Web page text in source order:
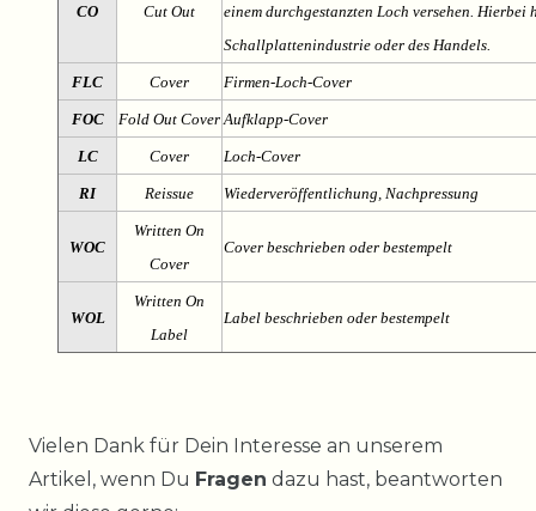
CO Cut Out
einem durchgestanzten Loch versehen. Hierbei
Schallplattenindustrie oder des Handels.
FLC Cover Firmen-Loch-Cover
FOC Fold Out Cover Aufklapp-Cover
LC Cover Loch-Cover
RI Reissue Wiederveröffentlichung, Nachpressung
WOC
Written On
Cover
Cover beschrieben oder bestempelt
WOL
Written On
Label
Label beschrieben oder bestempelt
Vielen Dank für Dein Interesse an unserem
Artikel, wenn Du Fragen dazu hast, beantworten
Ceres::Template.mailFormHoneypotLabel